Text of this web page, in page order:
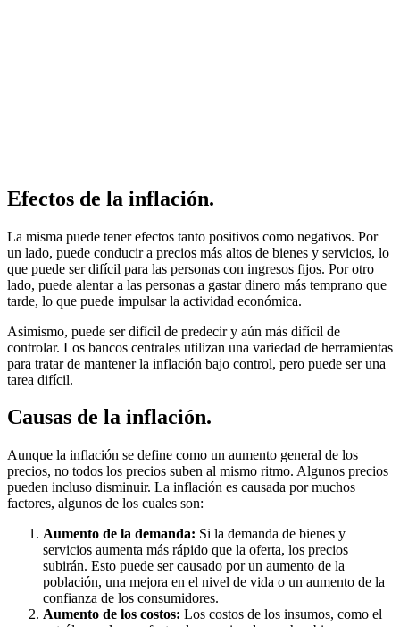
Efectos de la inflación.
La misma puede tener efectos tanto positivos como negativos. Por
un lado, puede conducir a precios más altos de bienes y servicios, lo
que puede ser difícil para las personas con ingresos fijos. Por otro
lado, puede alentar a las personas a gastar dinero más temprano que
tarde, lo que puede impulsar la actividad económica.
Asimismo, puede ser difícil de predecir y aún más difícil de
controlar. Los bancos centrales utilizan una variedad de herramientas
para tratar de mantener la inflación bajo control, pero puede ser una
tarea difícil.
Causas de la inflación.
Aunque la inflación se define como un aumento general de los
precios, no todos los precios suben al mismo ritmo. Algunos precios
pueden incluso disminuir. La inflación es causada por muchos
factores, algunos de los cuales son:
Aumento de la demanda: Si la demanda de bienes y
servicios aumenta más rápido que la oferta, los precios
subirán. Esto puede ser causado por un aumento de la
población, una mejora en el nivel de vida o un aumento de la
confianza de los consumidores.
Aumento de los costos: Los costos de los insumos, como el